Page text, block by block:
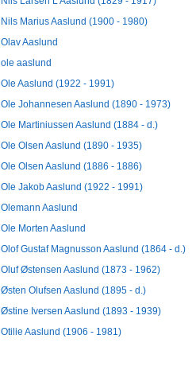
Nils Marius Aaslund (1900 - 1980)
Olav Aaslund
ole aaslund
Ole Aaslund (1922 - 1991)
Ole Johannesen Aaslund (1890 - 1973)
Ole Martiniussen Aaslund (1884 - d.)
Ole Olsen Aaslund (1890 - 1935)
Ole Olsen Aaslund (1886 - 1886)
Ole Jakob Aaslund (1922 - 1991)
Olemann Aaslund
Ole Morten Aaslund
Olof Gustaf Magnusson Aaslund (1864 - d.)
Oluf Østensen Aaslund (1873 - 1962)
Østen Olufsen Aaslund (1895 - d.)
Østine Iversen Aaslund (1893 - 1939)
Otilie Aaslund (1906 - 1981)